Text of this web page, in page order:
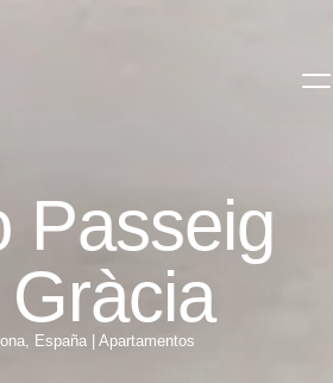
Passeig
, España| Apartamentos